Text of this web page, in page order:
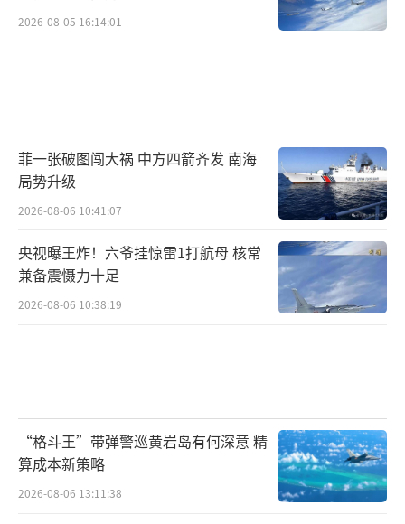
2026-08-05 16:14:01
菲一张破图闯大祸 中方四箭齐发 南海
局势升级
2026-08-06 10:41:07
央视曝王炸！六爷挂惊雷1打航母 核常
兼备震慑力十足
2026-08-06 10:38:19
“格斗王”带弹警巡黄岩岛有何深意 精
算成本新策略
2026-08-06 13:11:38